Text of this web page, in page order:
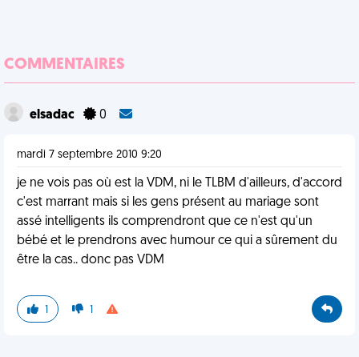
COMMENTAIRES
elsadac 0
mardi 7 septembre 2010 9:20
je ne vois pas où est la VDM, ni le TLBM d'ailleurs, d'accord
c'est marrant mais si les gens présent au mariage sont
assé intelligents ils comprendront que ce n'est qu'un
bébé et le prendrons avec humour ce qui a sûrement du
être la cas.. donc pas VDM
1 1